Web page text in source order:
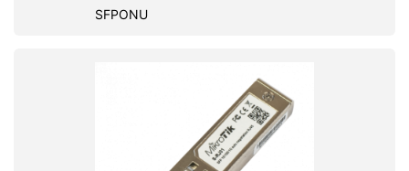
SFPONU